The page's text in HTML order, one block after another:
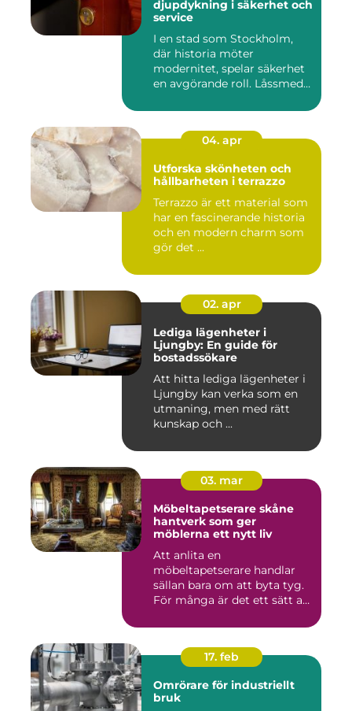
djupdykning i säkerhet och
service
I en stad som Stockholm,
där historia möter
modernitet, spelar säkerhet
en avgörande roll. Låssmed
04. apr
Utforska skönheten och
hållbarheten i terrazzo
Terrazzo är ett material som
har en fascinerande historia
och en modern charm som
gör det ...
02. apr
Lediga lägenheter i
Ljungby: En guide för
bostadssökare
Att hitta lediga lägenheter i
Ljungby kan verka som en
utmaning, men med rätt
kunskap och ...
03. mar
Möbeltapetserare skåne
hantverk som ger
möblerna ett nytt liv
Att anlita en
möbeltapetserare handlar
sällan bara om att byta tyg.
För många är det ett sätt att
17. feb
Omrörare för industriellt
bruk